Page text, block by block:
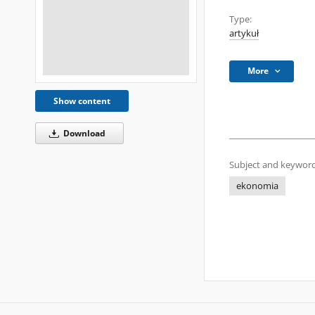
Show content
Download
Type:
artykuł
More
Subject and
ekonomia